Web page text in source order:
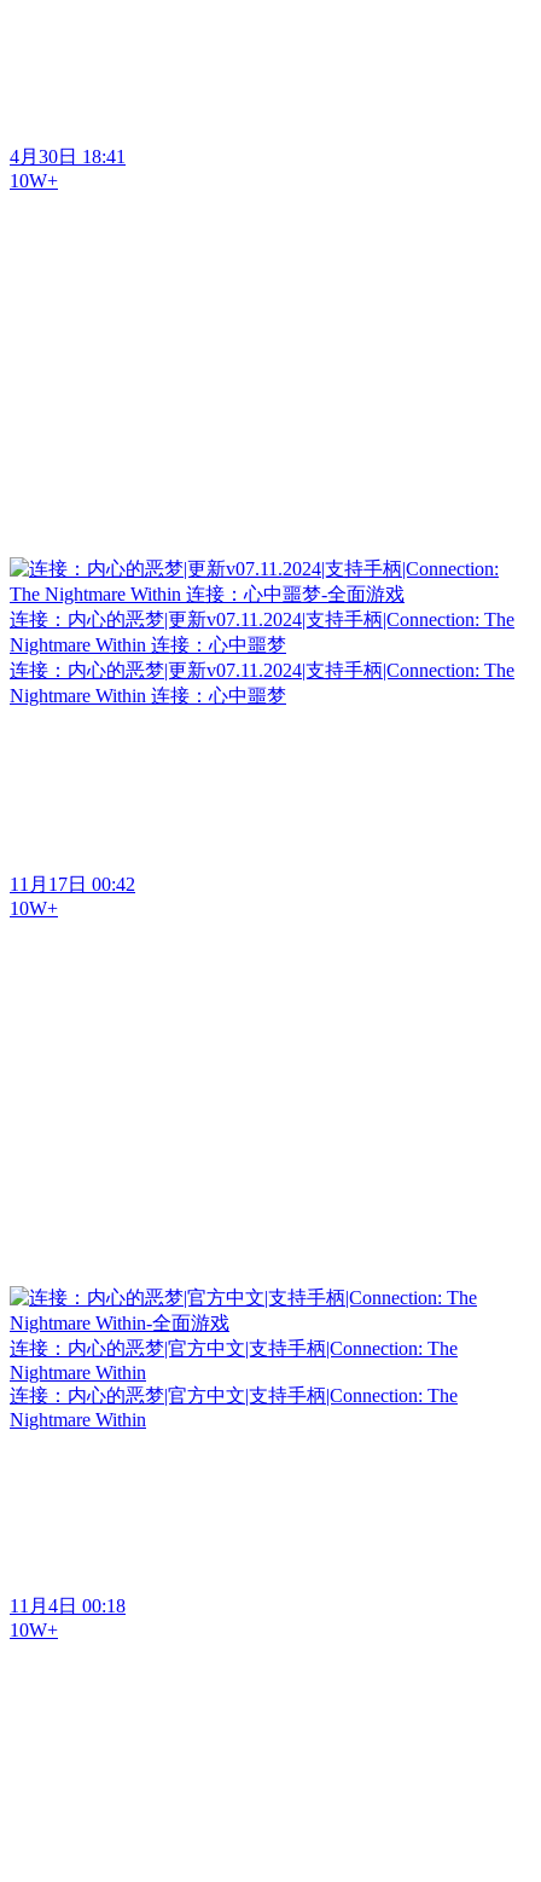
4月30日 18:41
10W+
连接：内心的恶梦|更新v07.11.2024|支持手柄|Connection: The
Nightmare Within 连接：心中噩梦
连接：内心的恶梦|更新v07.11.2024|支持手柄|Connection: The
Nightmare Within 连接：心中噩梦
11月17日 00:42
10W+
连接：内心的恶梦|官方中文|支持手柄|Connection: The
Nightmare Within
连接：内心的恶梦|官方中文|支持手柄|Connection: The
Nightmare Within
11月4日 00:18
10W+